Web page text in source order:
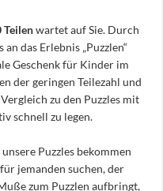
Teilenwartet auf Sie. Durch
das Erlebnis „Puzzlen“
Geschenk für Kinder im
der geringen Teilezahl und
zu den Puzzles mit
schnell zu legen.
Puzzles bekommen
jemanden suchen, der
zum Puzzlen aufbringt,